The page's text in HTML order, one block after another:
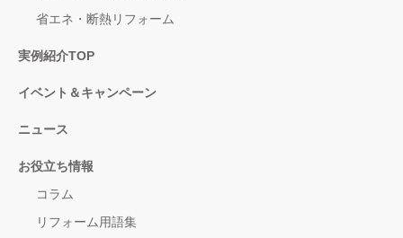
省エネ・断熱リフォーム
実例紹介TOP
イベント＆キャンペーン
ニュース
お役立ち情報
コラム
リフォーム用語集